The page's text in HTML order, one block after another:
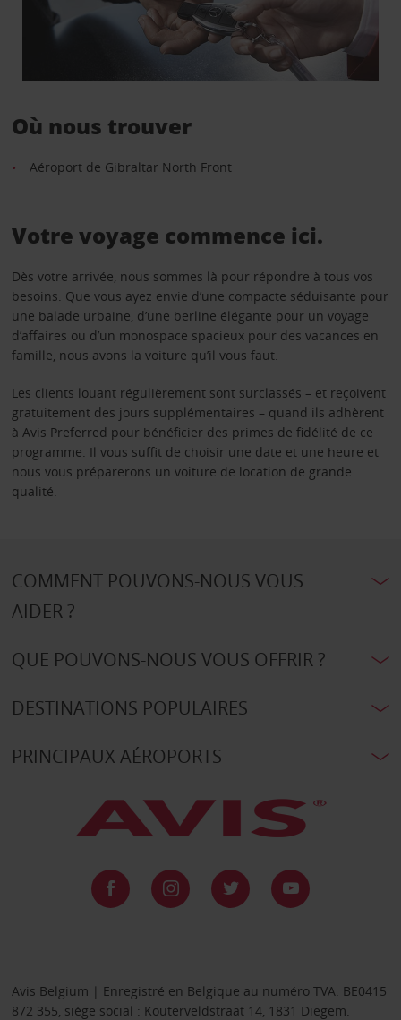
Où nous trouver
Aéroport de Gibraltar North Front
Votre voyage commence ici.
Dès votre arrivée, nous sommes là pour répondre à tous vos
besoins. Que vous ayez envie d’une compacte séduisante pour
une balade urbaine, d’une berline élégante pour un voyage
d’affaires ou d’un monospace spacieux pour des vacances en
famille, nous avons la voiture qu’il vous faut.
Les clients louant régulièrement sont surclassés – et reçoivent
gratuitement des jours supplémentaires – quand ils adhèrent
à Avis Preferred pour bénéficier des primes de fidélité de ce
programme. Il vous suffit de choisir une date et une heure et
nous vous préparerons un voiture de location de grande
qualité.
COMMENT POUVONS-NOUS VOUS
AIDER ?
QUE POUVONS-NOUS VOUS OFFRIR ?
DESTINATIONS POPULAIRES
PRINCIPAUX AÉROPORTS
Avis Belgium | Enregistré en Belgique au numéro TVA: BE0415
872 355, siège social : Kouterveldstraat 14, 1831 Diegem.